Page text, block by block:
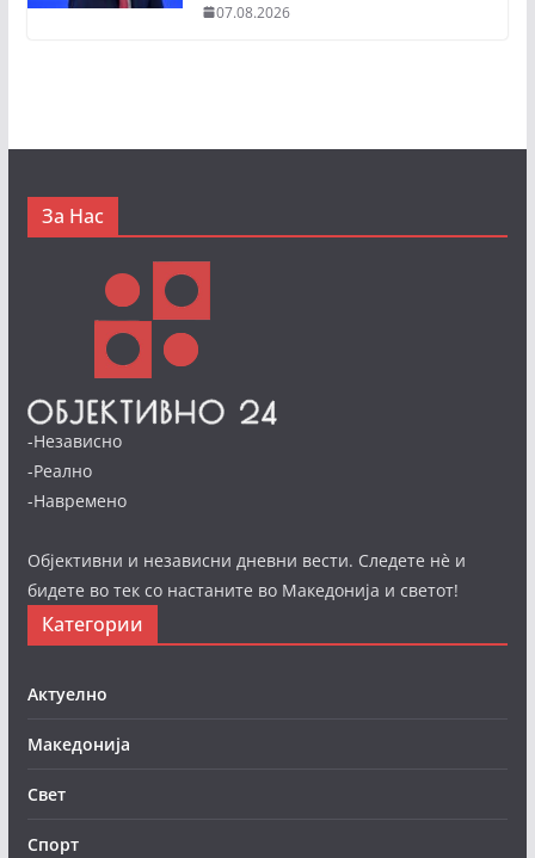
07.08.2026
За Нас
-Независно
-Реално
-Навремено
Објективни и независни дневни вести. Следете нè и
бидете во тек со настаните во Македонија и светот!
Категории
Актуелно
Македонија
Свет
Спорт